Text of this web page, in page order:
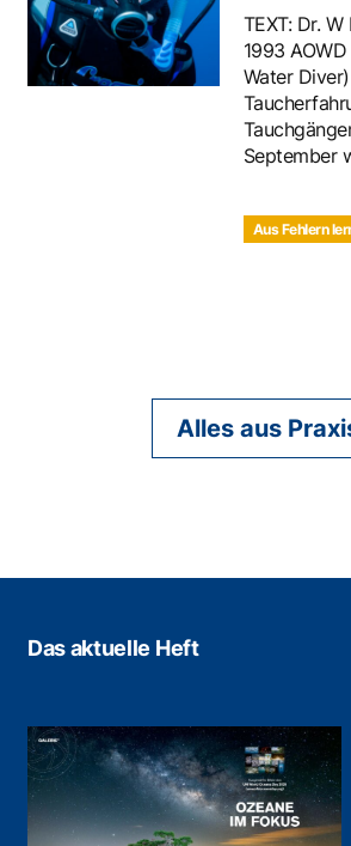
TEXT: Dr.
1993
Water
September
Aus Fehlern
Alles aus
Das aktuelle Heft